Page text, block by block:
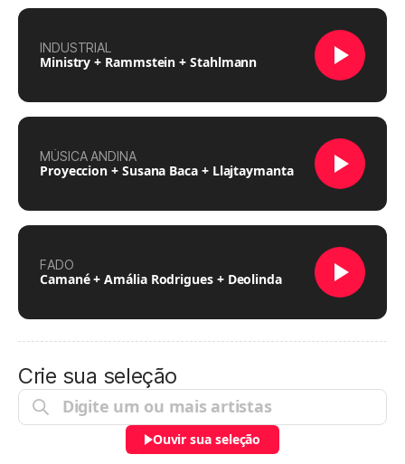
INDUSTRIAL
Ministry + Rammstein + Stahlmann
MÚSICA ANDINA
Proyeccion + Susana Baca + Llajtaymanta
FADO
Camané + Amália Rodrigues + Deolinda
Crie sua seleção
Ouvir sua seleção